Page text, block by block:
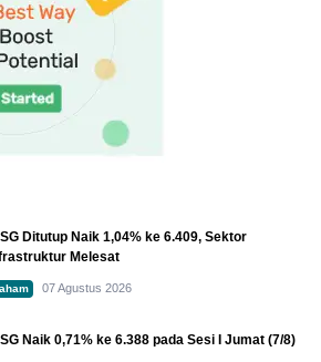
Ditutup Naik 1,04% ke 6.409, Sektor
Melesat
07 Agustus 2026
Naik 0,71% ke 6.388 pada Sesi I Jumat (7/8)